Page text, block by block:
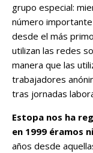
grupo especial:
número
desde el más
utilizan las redes
manera que las
trabajadores
tras jornadas
Estopa nos ha
en 1999 éramos
años desde